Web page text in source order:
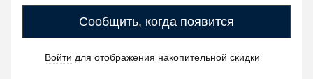
Сообщить, когда появится
Войти для отображения накопительной скидки